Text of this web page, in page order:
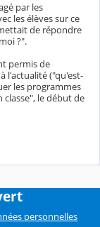
par les
les élèves sur ce
de répondre
?".
permis de
l'actualité ("qu'est-
les programmes
classe", le début de
personnelles